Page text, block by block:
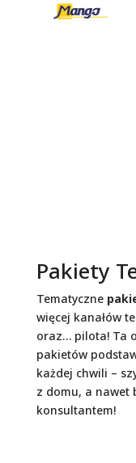
Pakiety
Tematyczne
więcej kanałów
oraz… pilota! Ta
pakietów
każdej chwili –
z domu, a nawet
konsultantem!